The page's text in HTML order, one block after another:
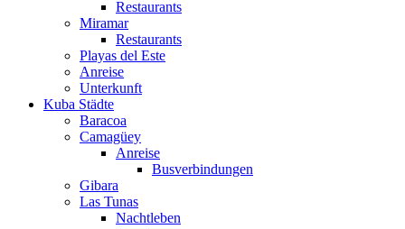
Restaurants
Miramar
Restaurants
Playas del Este
Anreise
Unterkunft
Kuba Städte
Baracoa
Camagüey
Anreise
Busverbindungen
Gibara
Las Tunas
Nachtleben